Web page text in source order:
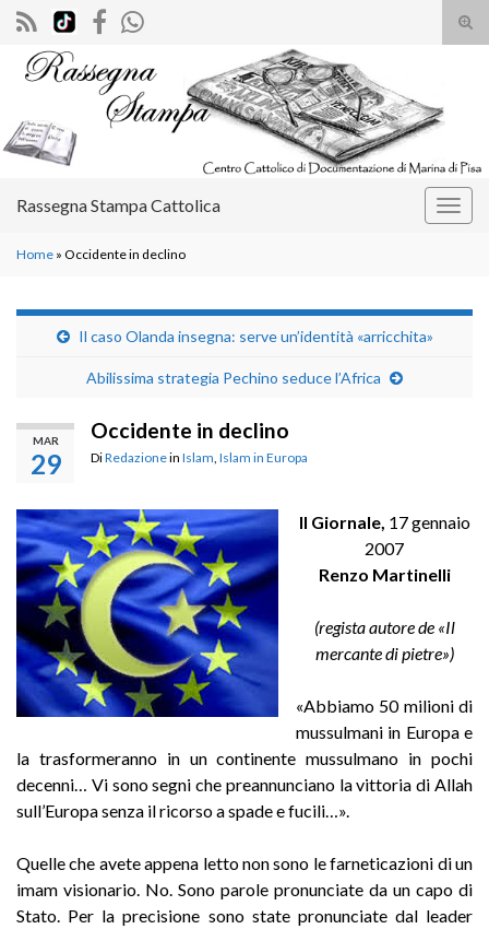
il
Search for:
Rassegna Stampa Cattolica
Home » Occidente in declino
Il caso Olanda insegna: serve un’identità «arricchita»
Abilissima strategia Pechino seduce l’Africa
MAR
29
Occidente in declino
DiRedazionein Islam Islam in Europa
Il Giornale, 17 gennaio
2007
Renzo Martinelli
(regista autore de «Il
mercante di pietre»)
«Abbiamo 50 milioni di
mussulmani in Europa e
la trasformeranno in un continente mussulmano in pochi
decenni… Vi sono segni che preannunciano la vittoria di Allah
sull’Europa senza il ricorso a spade e fucili…».
Quelle che avete appena letto non sono le farneticazioni di un
imam visionario. No. Sono parole pronunciate da un capo di
Stato. Per la precisione sono state pronunciate dal leader